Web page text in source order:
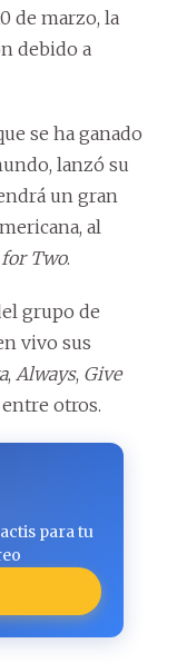
de marzo, la
debido a
se ha ganado
lanzó su
un gran
al
Two.
grupo de
vivo sus
, Always, Give
entre otros.
para tu